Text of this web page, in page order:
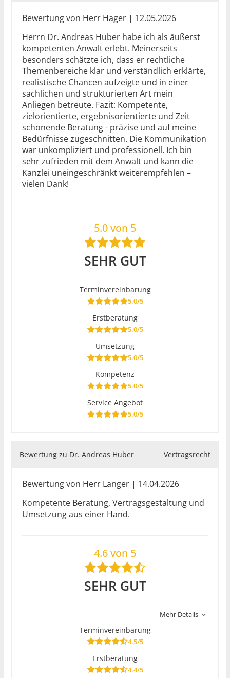
Bewertung von Herr Hager | 12.05.2026
Herrn Dr. Andreas Huber habe ich als äußerst
kompetenten Anwalt erlebt. Meinerseits
besonders schätzte ich, dass er rechtliche
Themenbereiche klar und verständlich erklärte,
realistische Chancen aufzeigte und in einer
sachlichen und strukturierten Art mein
Anliegen betreute. Fazit: Kompetente,
zielorientierte, ergebnisorientierte und Zeit
schonende Beratung - präzise und auf meine
Bedürfnisse zugeschnitten. Die Kommunikation
war unkompliziert und professionell. Ich bin
sehr zufrieden mit dem Anwalt und kann die
Kanzlei uneingeschränkt weiterempfehlen –
vielen Dank!
5.0 von 5
SEHR GUT
Terminvereinbarung
5.0/5
Erstberatung
5.0/5
Umsetzung
5.0/5
Kompetenz
5.0/5
Service Angebot
5.0/5
Bewertung zu Dr. Andreas Huber Vertragsrecht
Bewertung von Herr Langer | 14.04.2026
Kompetente Beratung, Vertragsgestaltung und
Umsetzung aus einer Hand.
4.6 von 5
SEHR GUT
Mehr Details
Terminvereinbarung
4.5/5
Erstberatung
4.4/5